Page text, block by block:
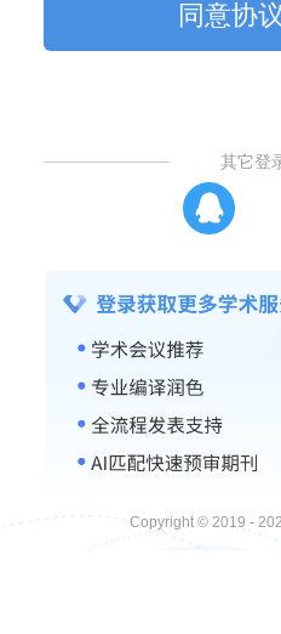
同意协
其它登
Copyright © 2019 -